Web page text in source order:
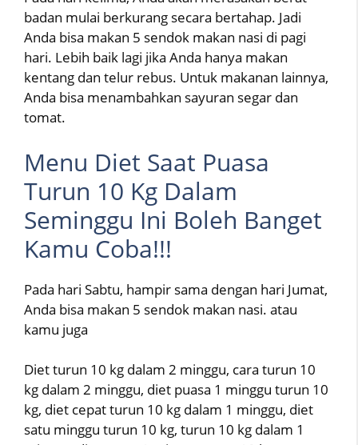
badan mulai berkurang secara bertahap. Jadi
Anda bisa makan 5 sendok makan nasi di pagi
hari. Lebih baik lagi jika Anda hanya makan
kentang dan telur rebus. Untuk makanan lainnya,
Anda bisa menambahkan sayuran segar dan
tomat.
Menu Diet Saat Puasa
Turun 10 Kg Dalam
Seminggu Ini Boleh Banget
Kamu Coba!!!
Pada hari Sabtu, hampir sama dengan hari Jumat,
Anda bisa makan 5 sendok makan nasi. atau
kamu juga
Diet turun 10 kg dalam 2 minggu, cara turun 10
kg dalam 2 minggu, diet puasa 1 minggu turun 10
kg, diet cepat turun 10 kg dalam 1 minggu, diet
satu minggu turun 10 kg, turun 10 kg dalam 1